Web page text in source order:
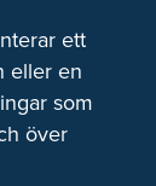
ett
eller en
som
över